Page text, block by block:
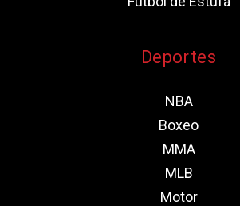
Deportes
NBA
Boxeo
MMA
MLB
Motor